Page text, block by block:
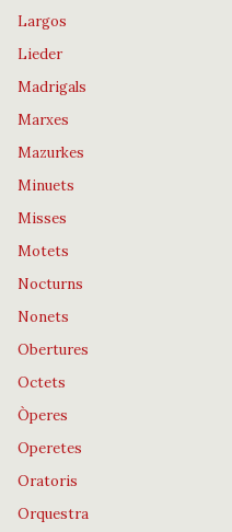
Largos
Lieder
Madrigals
Marxes
Mazurkes
Minuets
Misses
Motets
Nocturns
Nonets
Obertures
Octets
Òperes
Operetes
Oratoris
Orquestra